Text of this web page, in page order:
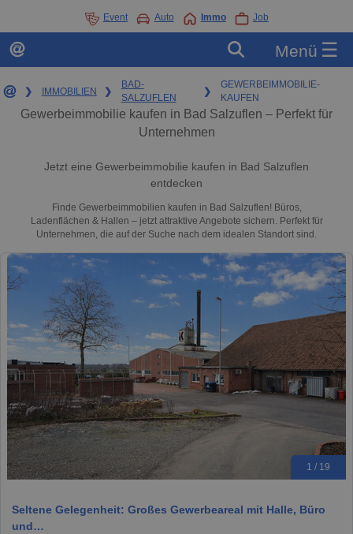
Event Auto Immo Job
Menü ☰
❯ IMMOBILIEN ❯
BAD-
SALZUFLEN
❯
GEWERBEIMMOBILIE-
KAUFEN
Gewerbeimmobilie kaufen in Bad Salzuflen – Perfekt für
Unternehmen
Jetzt eine Gewerbeimmobilie kaufen in Bad Salzuflen
entdecken
Finde Gewerbeimmobilien kaufen in Bad Salzuflen! Büros,
Ladenflächen & Hallen – jetzt attraktive Angebote sichern. Perfekt für
Unternehmen, die auf der Suche nach dem idealen Standort sind.
1 / 19
Seltene Gelegenheit: Großes Gewerbeareal mit Halle, Büro
und…